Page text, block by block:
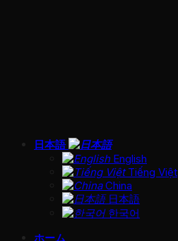
日本語
English
Tiếng Việt
China
日本語
한국어
ホーム